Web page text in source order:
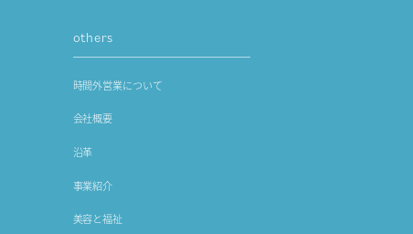
others
時間外営業について
会社概要
沿革
事業紹介
美容と福祉